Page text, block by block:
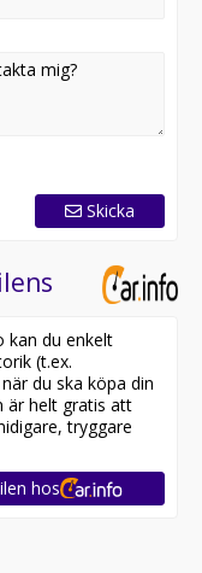
0.41 l/mil
Skicka
kan du enkelt
(t.ex.
du ska köpa din
är helt gratis att
tryggare
hos